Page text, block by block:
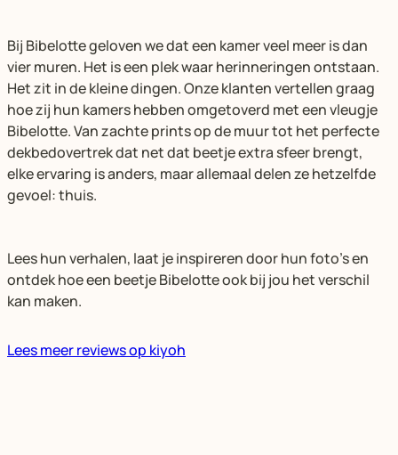
Bij Bibelotte geloven we dat een kamer veel meer is dan
vier muren. Het is een plek waar herinneringen ontstaan.
Het zit in de kleine dingen. Onze klanten vertellen graag
hoe zij hun kamers hebben omgetoverd met een vleugje
Bibelotte. Van zachte prints op de muur tot het perfecte
dekbedovertrek dat net dat beetje extra sfeer brengt,
elke ervaring is anders, maar allemaal delen ze hetzelfde
gevoel: thuis.
Lees hun verhalen, laat je inspireren door hun foto’s en
ontdek hoe een beetje Bibelotte ook bij jou het verschil
kan maken.
Lees meer reviews op kiyoh